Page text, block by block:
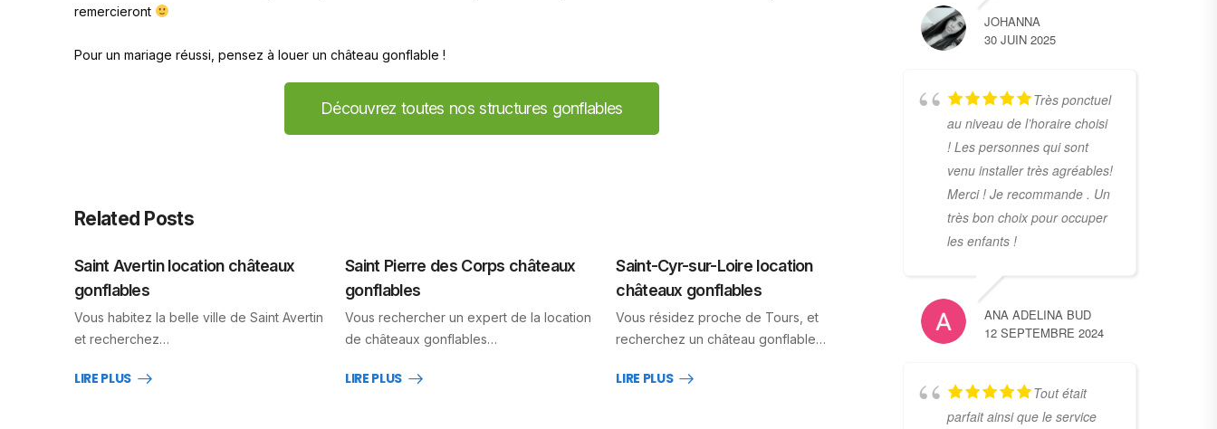
remercieront
Pour un mariage réussi, pensez à louer un château gonflable !
Découvrez toutes nos structures gonflables
Related Posts
Saint Avertin location châteaux
gonflables
Vous habitez la belle ville de Saint Avertin
et recherchez…
LIRE PLUS
Saint Pierre des Corps châteaux
gonflables
Vous rechercher un expert de la location
de châteaux gonflables…
LIRE PLUS
Saint-Cyr-sur-Loire location
châteaux gonflables
Vous résidez proche de Tours, et
recherchez un château gonflable…
LIRE PLUS
JOHANNA
30 JUIN 2025
Très ponctuel
au niveau de l’horaire choisi
! Les personnes qui sont
venu installer très agréables!
Merci ! Je recommande . Un
très bon choix pour occuper
les enfants !
ANA ADELINA BUD
12 SEPTEMBRE 2024
Tout était
parfait ainsi que le service